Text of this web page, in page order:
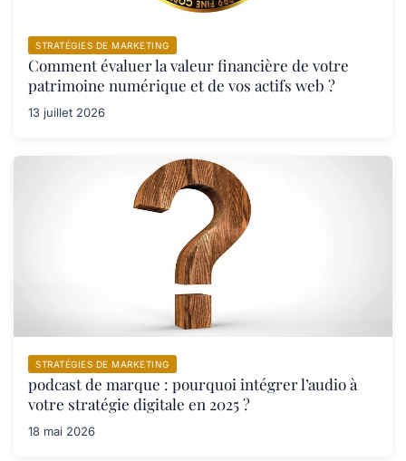
STRATÉGIES DE MARKETING
Comment évaluer la valeur financière de votre
patrimoine numérique et de vos actifs web ?
13 juillet 2026
STRATÉGIES DE MARKETING
podcast de marque : pourquoi intégrer l’audio à
votre stratégie digitale en 2025 ?
18 mai 2026